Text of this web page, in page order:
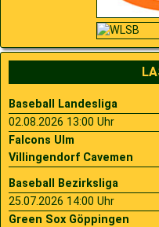
Baseball Landesliga
02.08.2026 13:00 Uhr
Falcons Ulm
Villingendorf Cavemen
Baseball Bezirksliga
25.07.2026 14:00 Uhr
Green Sox Göppingen